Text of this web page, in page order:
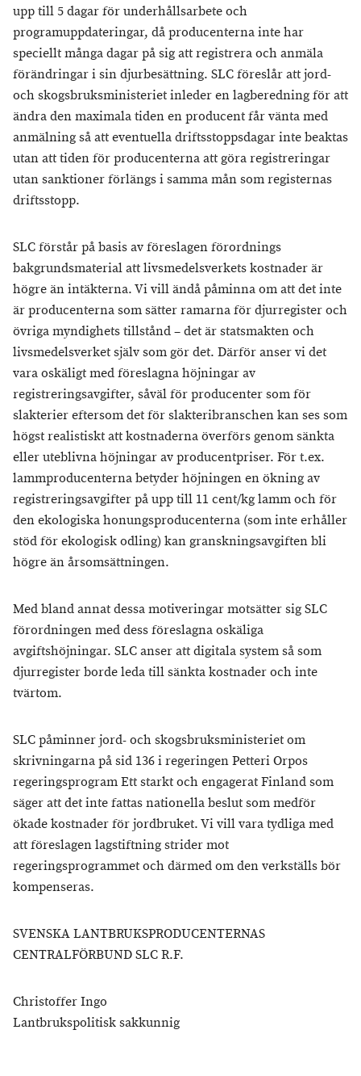
upp till 5 dagar för underhållsarbete och
programuppdateringar, då producenterna inte har
speciellt många dagar på sig att registrera och anmäla
förändringar i sin djurbesättning. SLC föreslår att jord-
och skogsbruksministeriet inleder en lagberedning för att
ändra den maximala tiden en producent får vänta med
anmälning så att eventuella driftsstoppsdagar inte beaktas
utan att tiden för producenterna att göra registreringar
utan sanktioner förlängs i samma mån som registernas
driftsstopp.
SLC förstår på basis av föreslagen förordnings
bakgrundsmaterial att livsmedelsverkets kostnader är
högre än intäkterna. Vi vill ändå påminna om att det inte
är producenterna som sätter ramarna för djurregister och
övriga myndighets tillstånd – det är statsmakten och
livsmedelsverket själv som gör det. Därför anser vi det
vara oskäligt med föreslagna höjningar av
registreringsavgifter, såväl för producenter som för
slakterier eftersom det för slakteribranschen kan ses som
högst realistiskt att kostnaderna överförs genom sänkta
eller uteblivna höjningar av producentpriser. För t.ex.
lammproducenterna betyder höjningen en ökning av
registreringsavgifter på upp till 11 cent/kg lamm och för
den ekologiska honungsproducenterna (som inte erhåller
stöd för ekologisk odling) kan granskningsavgiften bli
högre än årsomsättningen.
Med bland annat dessa motiveringar motsätter sig SLC
förordningen med dess föreslagna oskäliga
avgiftshöjningar. SLC anser att digitala system så som
djurregister borde leda till sänkta kostnader och inte
tvärtom.
SLC påminner jord- och skogsbruksministeriet om
skrivningarna på sid 136 i regeringen Petteri Orpos
regeringsprogram Ett starkt och engagerat Finland som
säger att det inte fattas nationella beslut som medför
ökade kostnader för jordbruket. Vi vill vara tydliga med
att föreslagen lagstiftning strider mot
regeringsprogrammet och därmed om den verkställs bör
kompenseras.
SVENSKA LANTBRUKSPRODUCENTERNAS
CENTRALFÖRBUND SLC R.F.
Christoffer Ingo
Lantbrukspolitisk sakkunnig